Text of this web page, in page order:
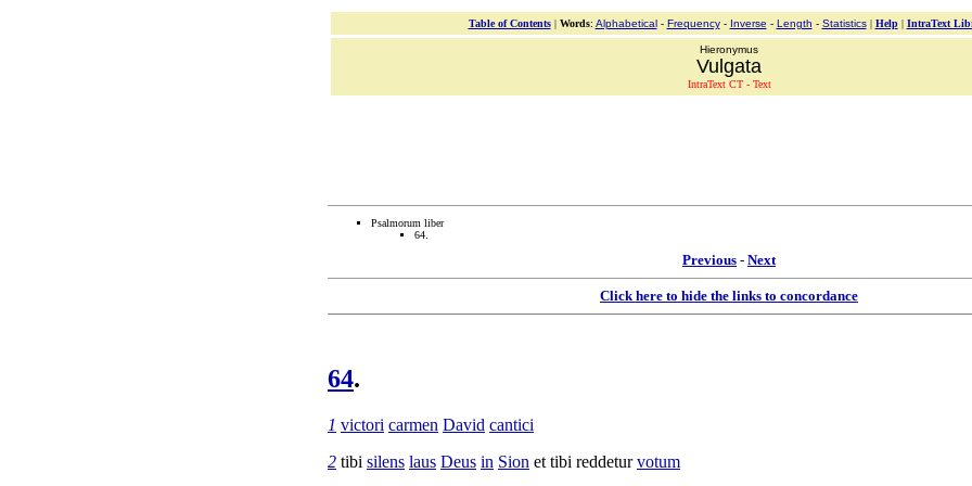
Table of Contents| Words: Alphabetical- Frequency- Inverse - Length - Statistics| Help| IntraText
Hieronymus
Vulgata
IntraText CT - Text
Psalmorum liber
64.
Previous - Next
Click here to hide the links to concordance
64.
1 victori carmen David cantici
2 tibi silens laus Deus in Sion et tibi reddetur votum